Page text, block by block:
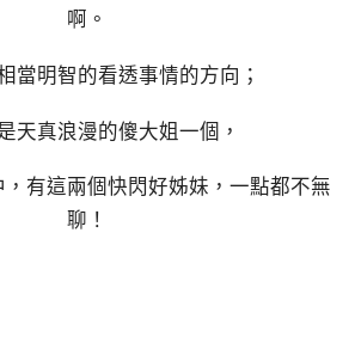
啊。
當明智的看透事情的方向；
天真浪漫的傻大姐一個，
有這兩個快閃好姊妹，一點都不無
聊！